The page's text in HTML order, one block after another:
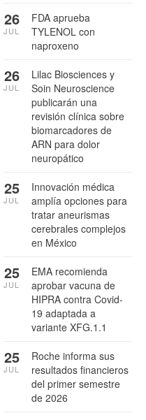
FDA aprueba
TYLENOL con
naproxeno
26
JUL
Lilac Biosciences y
Soin Neuroscience
publicarán una
revisión clínica sobre
biomarcadores de
ARN para dolor
neuropático
26
JUL
Innovación médica
amplía opciones para
tratar aneurismas
cerebrales complejos
en México
25
JUL
EMA recomienda
aprobar vacuna de
HIPRA contra Covid-
19 adaptada a
variante XFG.1.1
25
JUL
Roche informa sus
resultados financieros
del primer semestre
de 2026
25
JUL